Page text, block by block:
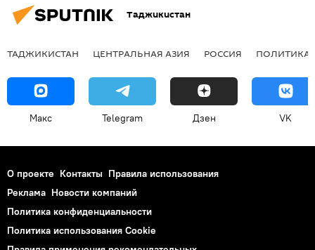
Таджикистан
ТАДЖИКИСТАН ЦЕНТРАЛЬНАЯ АЗИЯ РОССИЯ ПОЛИТИКА
Макс Telegram Дзен VK
О проекте Контакты Правила использования
Реклама Новости компаний
Политика конфиденциальности
Политика использования Cookie